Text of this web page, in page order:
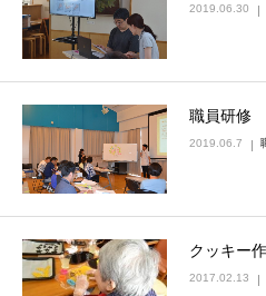
2019.06.30
職員研修
2019.06.7
クッキー
2017.02.13